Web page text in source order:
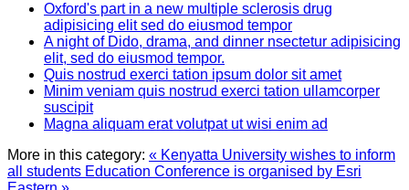
Oxford's part in a new multiple sclerosis drug
adipisicing elit sed do eiusmod tempor
A night of Dido, drama, and dinner nsectetur adipisicing
elit, sed do eiusmod tempor.
Quis nostrud exerci tation ipsum dolor sit amet
Minim veniam quis nostrud exerci tation ullamcorper
suscipit
Magna aliquam erat volutpat ut wisi enim ad
More in this category: « Kenyatta University wishes to inform
all students Education Conference is organised by Esri